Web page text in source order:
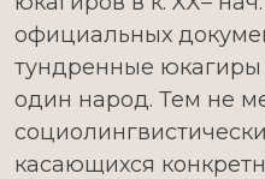
официальных
тундренные юкагиры
один народ. Тем не
касающихся